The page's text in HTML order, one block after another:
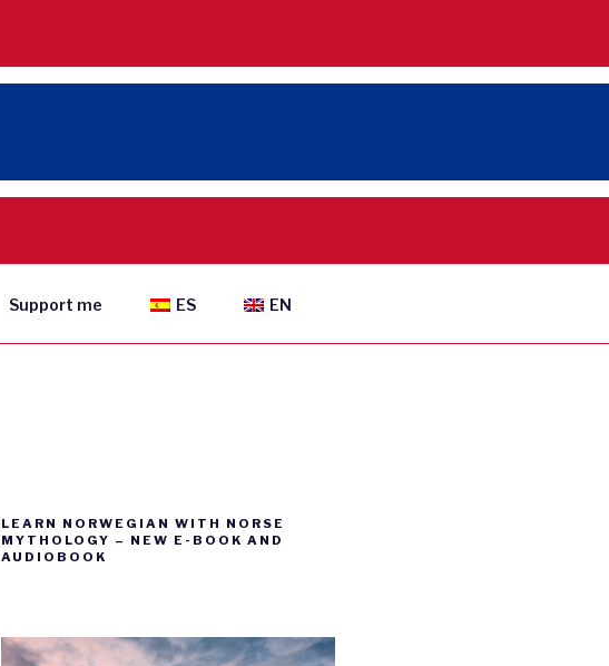
Support me ES EN
LEARN NORWEGIAN WITH NORSE
MYTHOLOGY – NEW E-BOOK AND
AUDIOBOOK